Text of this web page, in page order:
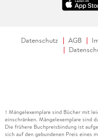
Datenschutz AGB
1 Mängelexemplare sind Bücher mit
einschränken. Mängelexemplare sind
Die frühere Buchpreisbindung ist
sich auf den gebundenen Preis eines